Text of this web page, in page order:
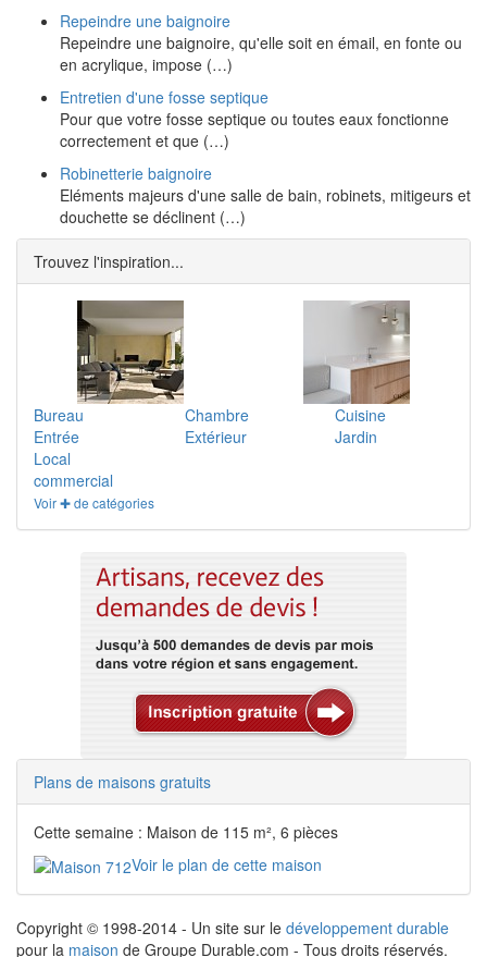
Repeindre une baignoire
Repeindre une baignoire, qu'elle soit en émail, en fonte ou
en acrylique, impose (…)
Entretien d'une fosse septique
Pour que votre fosse septique ou toutes eaux fonctionne
correctement et que (…)
Robinetterie baignoire
Eléments majeurs d'une salle de bain, robinets, mitigeurs et
douchette se déclinent (…)
Trouvez l'inspiration...
Bureau Chambre
Cuisine
Entrée
Extérieur
Jardin
Local
commercial
Voir ✚ de catégories
Plans de maisons gratuits
Cette semaine : Maison de 115 m², 6 pièces
Voir le plan de cette maison
Copyright © 1998-2014 - Un site sur le développement durable
pour la maison de Groupe Durable.com - Tous droits réservés.